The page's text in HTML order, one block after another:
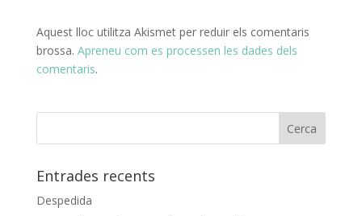
Aquest lloc utilitza Akismet per reduir els comentaris
brossa. Apreneu com es processen les dades dels
comentaris.
Entrades recents
Despedida